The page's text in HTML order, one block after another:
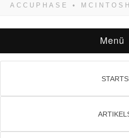
zwangsläufig siegen!
Menü